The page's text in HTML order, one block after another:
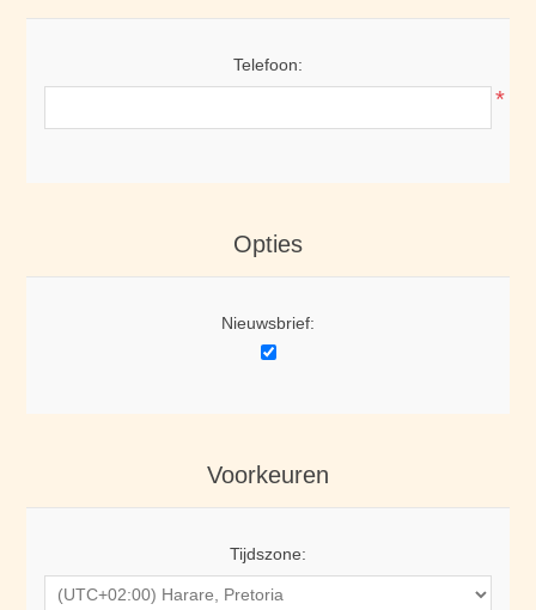
Telefoon:
*
Opties
Nieuwsbrief:
Voorkeuren
Tijdszone: